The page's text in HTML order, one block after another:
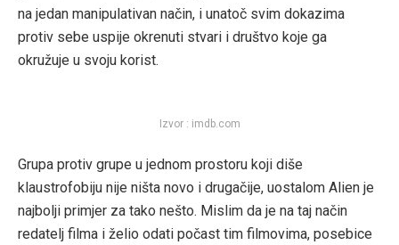
na jedan manipulativan način, i unatoč svim dokazima
protiv sebe uspije okrenuti stvari i društvo koje ga
okružuje u svoju korist.
Izvor : imdb.com
Grupa protiv grupe u jednom prostoru koji diše
klaustrofobiju nije ništa novo i drugačije, uostalom Alien je
najbolji primjer za tako nešto. Mislim da je na taj način
redatelj filma i želio odati počast tim filmovima, posebice